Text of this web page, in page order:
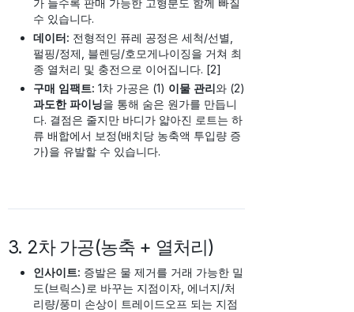
가 늘수록 판매 가능한 고형분도 함께 빠질
수 있습니다.
데이터: 전형적인 퓨레 공정은 세척/선별,
펄핑/정제, 블렌딩/호모게나이징을 거쳐 최
종 열처리 및 충전으로 이어집니다. [2]
구매 임팩트: 1차 가공은 (1) 이물 관리와 (2)
과도한 파이닝을 통해 숨은 원가를 만듭니
다. 결점은 줄지만 바디가 얇아진 로트는 하
류 배합에서 보정(배치당 농축액 투입량 증
가)을 유발할 수 있습니다.
3. 2차 가공(농축 + 열처리)
인사이트: 증발은 물 제거를 거래 가능한 밀
도(브릭스)로 바꾸는 지점이자, 에너지/처
리량/풍미 손상이 트레이드오프 되는 지점